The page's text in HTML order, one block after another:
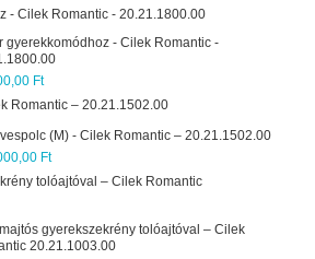
gyerekkomódhoz - Cilek Romantic -
Ft
(M) - Cilek Romantic – 20.21.1502.00
Ft
gyerekszekrény tolóajtóval – Cilek
20.21.1003.00